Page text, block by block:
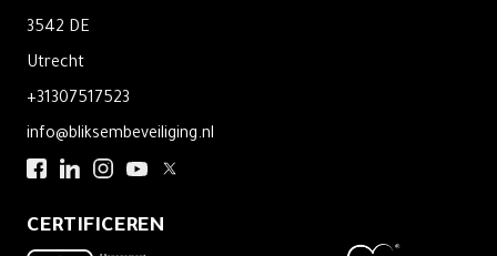
3542 DE
Utrecht
+31307517523
info@bliksembeveiliging.nl
CERTIFICEREN